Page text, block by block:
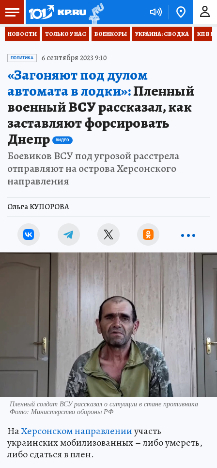
НОВОСТИ ТОЛЬКО У НАС ВОЕНКОРЫ УКРАИНА: СВОДКА КП В
ПОЛИТИКА 6 сентября 2023 9:10
«Загоняют под дулом
автомата в лодки»:Пленный
военный ВСУ рассказал, как
заставляют форсировать
Днепр
ВИДЕО
Боевиков ВСУ под угрозой расстрела
отправляют на острова Херсонского
направления
Ольга КУПОРОВА
Пленный солдат ВСУ рассказал о ситуации в стане противника
Фото: Министерство обороны РФ
НаХерсонском направленииучасть
украинских мобилизованных – либо умереть,
либо сдаться в плен.